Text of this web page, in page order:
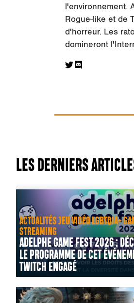
l'environnement.
Rogue-like et de
d'horreur. Les
domineront
LES DERNIERS
ACTUALITÉS JEU VIDÉO LGBTQIA+
STREAMING
ADELPHE GAME FEST 2026 :
LE PROGRAMME DE CET
TWITCH ENGAGÉ